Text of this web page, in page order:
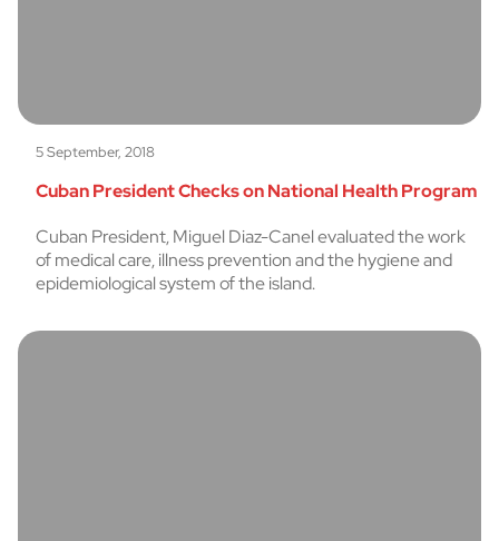
5 September, 2018
Cuban President Checks on National Health Program
Cuban President, Miguel Diaz-Canel evaluated the work
of medical care, illness prevention and the hygiene and
epidemiological system of the island.